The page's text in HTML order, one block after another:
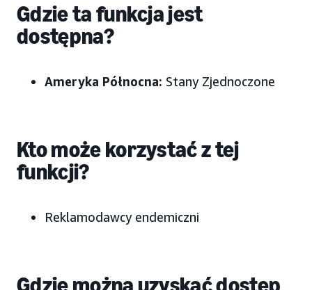
Gdzie ta funkcja jest
dostępna?
Ameryka Północna: Stany Zjednoczone
Kto może korzystać z tej
funkcji?
Reklamodawcy endemiczni